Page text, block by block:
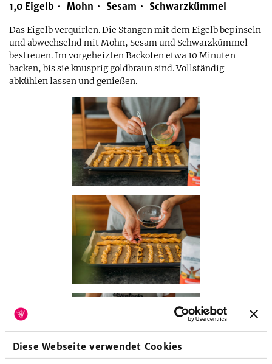
Diese Webseite verwendet Cookies
1,0 Eigelb Mohn Sesam Schwarzkümmel
Das Eigelb verquirlen. Die Stangen mit dem Eigelb bepinseln
und abwechselnd mit Mohn, Sesam und Schwarzkümmel
bestreuen. Im vorgeheizten Backofen etwa 10 Minuten
backen, bis sie knusprig goldbraun sind. Vollständig
abkühlen lassen und genießen.